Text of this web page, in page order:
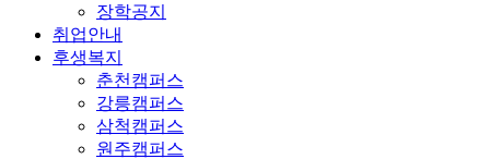
장학공지
취업안내
후생복지
춘천캠퍼스
강릉캠퍼스
삼척캠퍼스
원주캠퍼스